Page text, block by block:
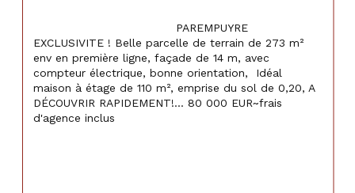
EXCLUSIVITE ! Belle parcelle de terrain de 273 m²
env en première ligne, façade de 14 m, avec
compteur électrique, bonne orientation,  Idéal
maison à étage de 110 m², emprise du sol de 0,20, A
DÉCOUVRIR RAPIDEMENT!... 80 000 EUR~frais
d'agence inclus